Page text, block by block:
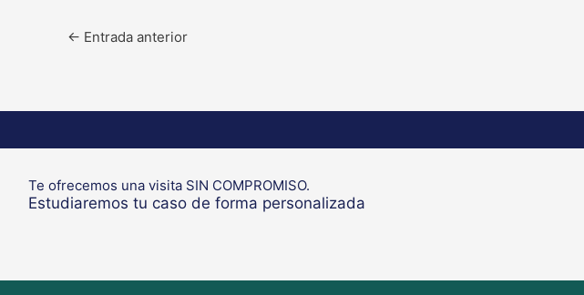
← Entrada anterior
Te ofrecemos una visita SIN COMPROMISO.
Estudiaremos tu caso de forma personalizada